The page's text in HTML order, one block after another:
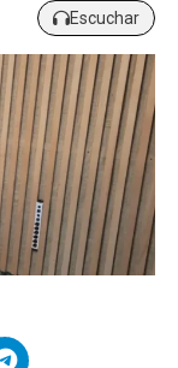
Escuchar